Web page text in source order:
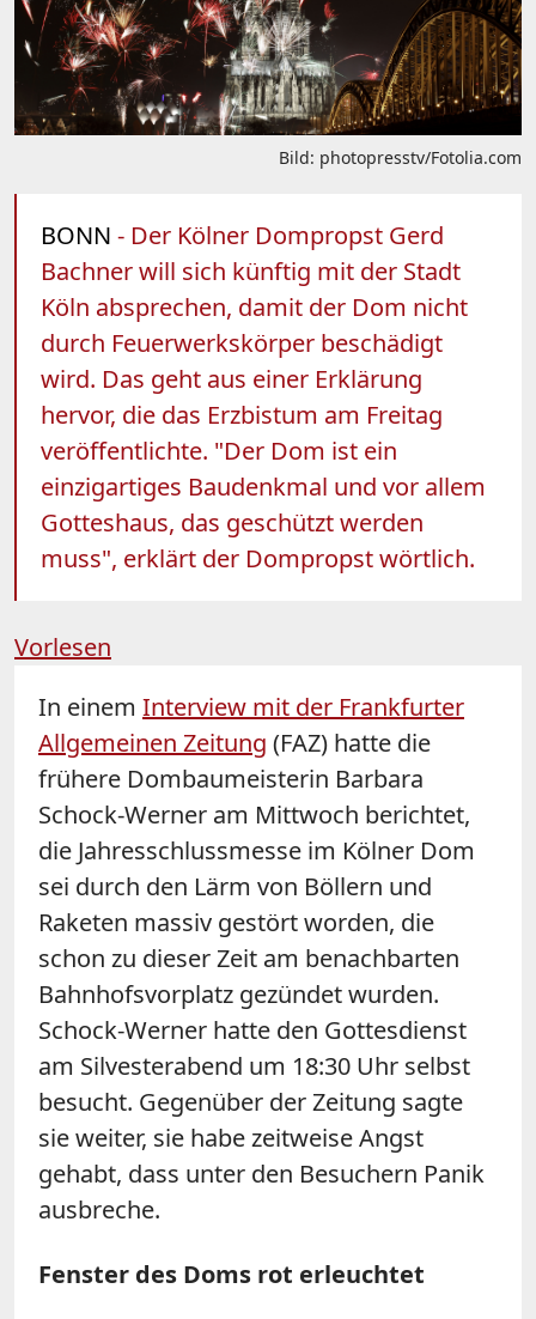
Bild: photopresstv/Fotolia.com
BONN - Der Kölner Dompropst Gerd
Bachner will sich künftig mit der Stadt
Köln absprechen, damit der Dom nicht
durch Feuerwerkskörper beschädigt
wird. Das geht aus einer Erklärung
hervor, die das Erzbistum am Freitag
veröffentlichte. "Der Dom ist ein
einzigartiges Baudenkmal und vor allem
Gotteshaus, das geschützt werden
muss", erklärt der Dompropst wörtlich.
Vorlesen
In einem Interview mit der Frankfurter
Allgemeinen Zeitung (FAZ) hatte die
frühere Dombaumeisterin Barbara
Schock-Werner am Mittwoch berichtet,
die Jahresschlussmesse im Kölner Dom
sei durch den Lärm von Böllern und
Raketen massiv gestört worden, die
schon zu dieser Zeit am benachbarten
Bahnhofsvorplatz gezündet wurden.
Schock-Werner hatte den Gottesdienst
am Silvesterabend um 18:30 Uhr selbst
besucht. Gegenüber der Zeitung sagte
sie weiter, sie habe zeitweise Angst
gehabt, dass unter den Besuchern Panik
ausbreche.
Fenster des Doms rot erleuchtet